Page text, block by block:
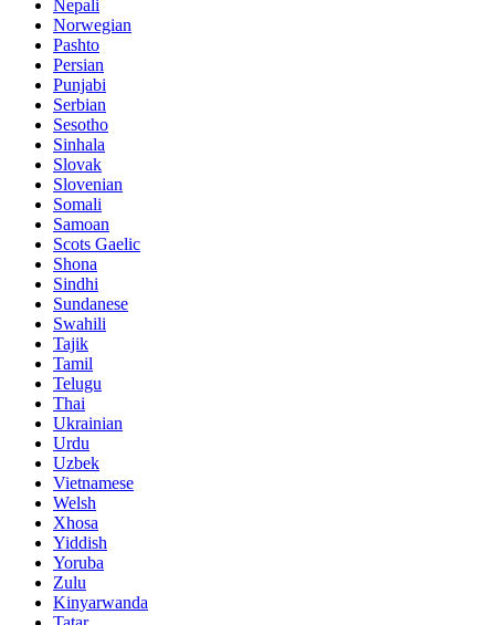
Nepali
Norwegian
Pashto
Persian
Punjabi
Serbian
Sesotho
Sinhala
Slovak
Slovenian
Somali
Samoan
Scots Gaelic
Shona
Sindhi
Sundanese
Swahili
Tajik
Tamil
Telugu
Thai
Ukrainian
Urdu
Uzbek
Vietnamese
Welsh
Xhosa
Yiddish
Yoruba
Zulu
Kinyarwanda